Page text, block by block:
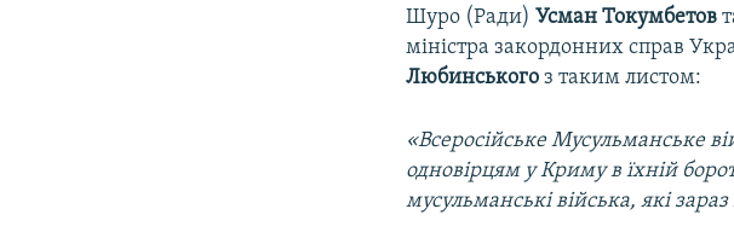
Шуро (Ради)Усман Токумбетов
міністра закордонних справ
Любинського з таким листом:
«Всеросійське Мусульманське
одновірцям у Криму в їхній
мусульманські війська, які